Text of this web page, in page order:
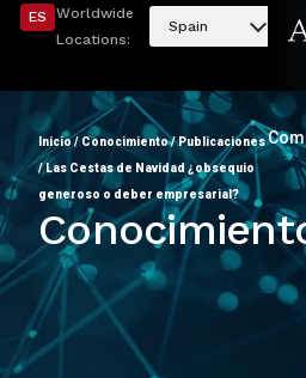
ES
Worldwide
Locations:
Spain
Inicio/ Conocimiento/Publicaciones
/Las Cestas de Navidad ¿obsequio
generoso o deber empresarial?